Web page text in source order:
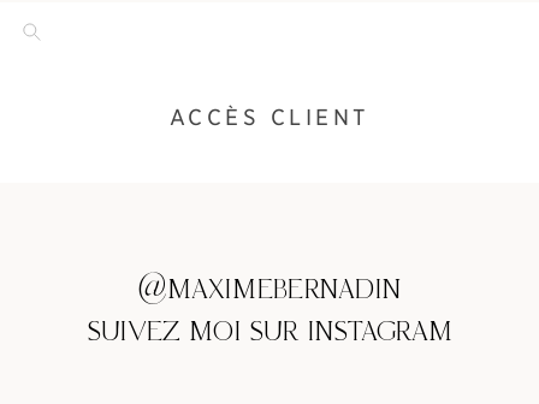
@MAXIMEBERNADIN
SUIVEZ MOI SUR INSTAGRAM